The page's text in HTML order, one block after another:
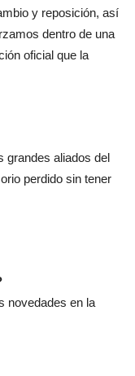
y reposición, así
dentro de una
oficial que la
grandes aliados del
perdido sin tener
novedades en la